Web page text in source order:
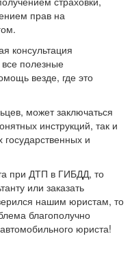
прав на
консультация
полезные
везде, где это
может заключаться
инструкций, так и
государственных и
при ДТП в ГИБДД, то
или заказать
нашим юристам, то
благополучно
юриста!